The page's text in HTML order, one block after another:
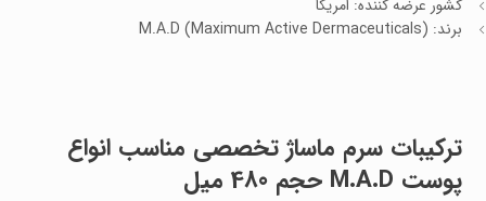
کشور عرضه کننده: امریکا
برند: M.A.D (Maximum Active Dermaceuticals)
ترکیبات سرم ماساژ تخصصی مناسب انواع
پوست M.A.D حجم 480 میل